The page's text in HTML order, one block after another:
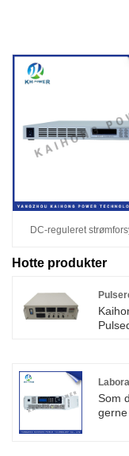
DC-reguleret
Hotte produkter
Som